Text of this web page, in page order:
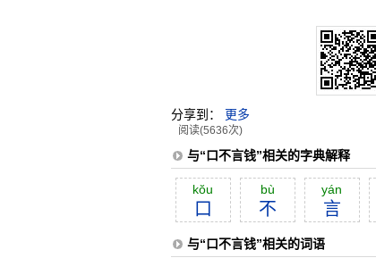
分享到： 更多
阅读(5636次)
与“口不言钱”相关的字典解释
kŏu
口
bù
不
yán
言
与“口不言钱”相关的词语